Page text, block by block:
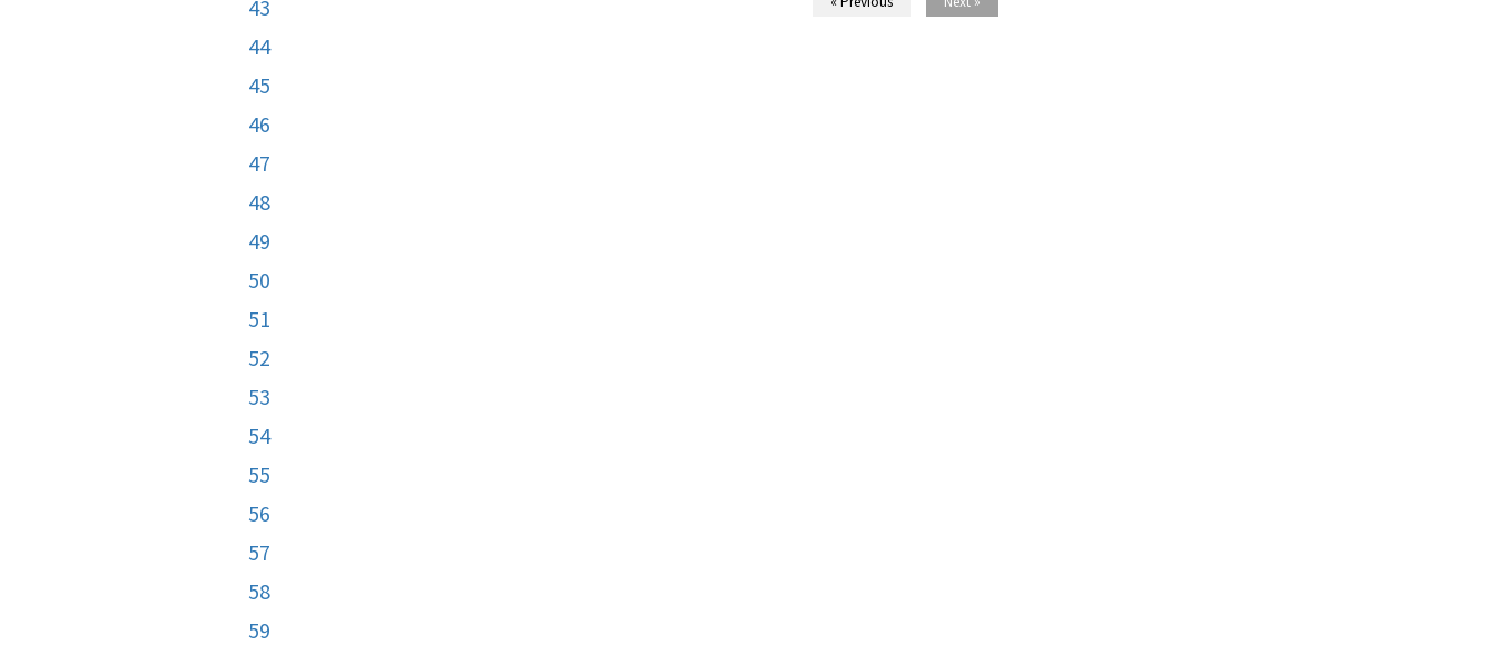
43
44
45
46
47
48
49
50
51
52
53
54
55
56
57
58
59